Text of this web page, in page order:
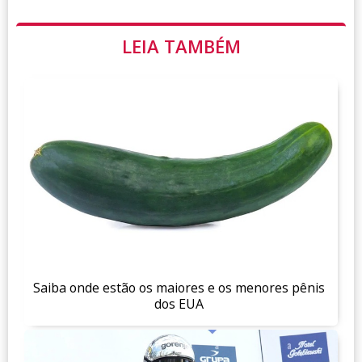
LEIA TAMBÉM
Saiba onde estão os maiores e os menores pênis
dos EUA